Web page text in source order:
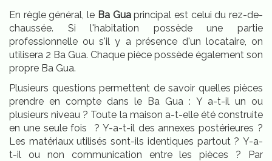
En règle général, le Ba Guaprincipal est celui du rez-de-
chaussée. Si l'habitation possède une partie
professionnelle ou s'il y a présence d'un locataire, on
utilisera 2 Ba Gua. Chaque pièce possède également son
propre Ba Gua.
Plusieurs questions permettent de savoir quelles pièces
prendre en compte dans le Ba Gua : Y a-t-il un ou
plusieurs niveau ? Toute la maison a-t-elle été construite
en une seule fois ? Y-a-t-il des annexes postérieures ?
Les matériaux utilisés sont-ils identiques partout ? Y-a-
t-il ou non communication entre les pièces ? Par